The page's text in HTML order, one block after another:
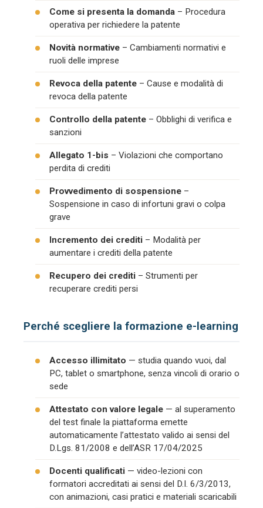
Come si presenta la domanda – Procedura
operativa per richiedere la patente
Novità normative – Cambiamenti normativi e
ruoli delle imprese
Revoca della patente – Cause e modalità di
revoca della patente
Controllo della patente – Obblighi di verifica e
sanzioni
Allegato 1-bis – Violazioni che comportano
perdita di crediti
Provvedimento di sospensione –
Sospensione in caso di infortuni gravi o colpa
grave
Incremento dei crediti – Modalità per
aumentare i crediti della patente
Recupero dei crediti – Strumenti per
recuperare crediti persi
Perché scegliere la formazione e-learning
Accesso illimitato — studia quando vuoi, dal
PC, tablet o smartphone, senza vincoli di orario o
sede
Attestato con valore legale — al superamento
del test finale la piattaforma emette
automaticamente l’attestato valido ai sensi del
D.Lgs. 81/2008 e dell’ASR 17/04/2025
Docenti qualificati — video-lezioni con
formatori accreditati ai sensi del D.I. 6/3/2013,
con animazioni, casi pratici e materiali scaricabili